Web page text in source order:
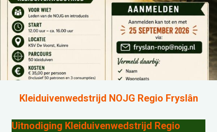
Kleiduivenwedstrijd NOJG Regio Fryslân
Uitnodiging Kleiduivenwedstrijd Regio